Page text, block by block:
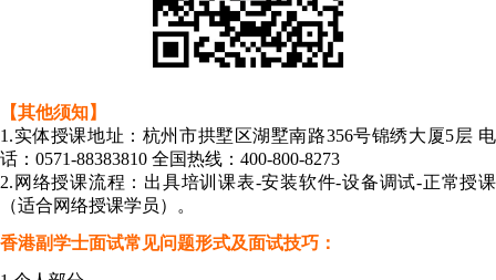
【其他须知】
1.实体授课地址：杭州市拱墅区湖墅南路356号锦绣大厦5层 电
话：0571-88383810 全国热线：400-800-8273
2.网络授课流程：出具培训课表-安装软件-设备调试-正常授课
（适合网络授课学员）。
香港副学士面试常见问题形式及面试技巧：